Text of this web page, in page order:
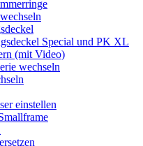
Special und PK XL
(mit Video)
wechseln
einstellen